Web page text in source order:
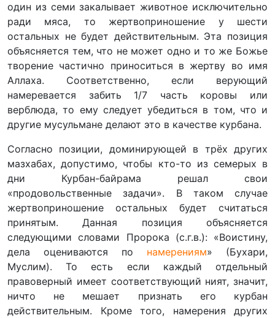
один из семи закалывает животное исключительно
ради мяса, то жертвоприношение у шести
остальных не будет действительным. Эта позиция
объясняется тем, что не может одно и то же Божье
творение частично приноситься в жертву во имя
Аллаха. Соответственно, если верующий
намеревается забить 1/7 часть коровы или
верблюда, то ему следует убедиться в том, что и
другие мусульмане делают это в качестве курбана.
Согласно позиции, доминирующей в трёх других
мазхабах, допустимо, чтобы кто-то из семерых в
дни Курбан-байрама решал свои
«продовольственные задачи». В таком случае
жертвоприношение остальных будет считаться
принятым. Данная позиция объясняется
следующими словами Пророка (с.г.в.): «Воистину,
дела оцениваются по намерениям» (Бухари,
Муслим). То есть если каждый отдельный
правоверный имеет соответствующий ният, значит,
ничто не мешает признать его курбан
действительным. Кроме того, намерения других